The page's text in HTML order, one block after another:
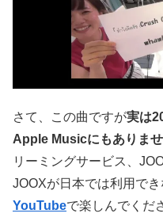
さて、この曲ですが実は
Apple Musicにもありま
リーミングサービス、
JOOXが日本では利用で
YouTubeで楽しんでくだ